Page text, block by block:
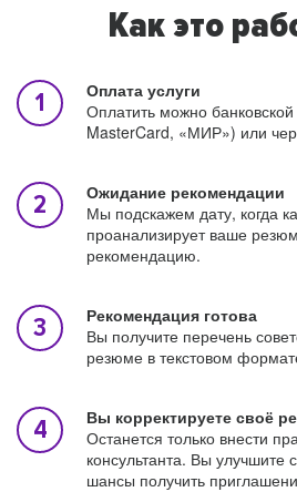
Как это
Оплата услуги
Оплатить можно банковской
MasterCard, «МИР») или
Ожидание рекомендации
Мы подскажем дату, когда
проанализирует ваше
рекомендацию.
Рекомендация готова
Вы получите перечень
резюме в текстовом
Вы корректируете своё
Останется только внести
консультанта. Вы
шансы получить